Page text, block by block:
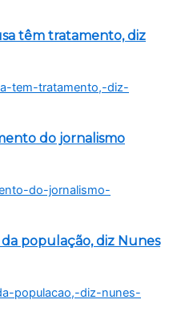
têm tratamento, diz
do jornalismo
população, diz Nunes